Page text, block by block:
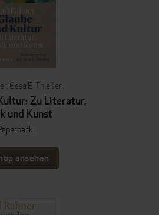
, Gesa E. Thießen
Zu Literatur,
und Kunst
ansehen